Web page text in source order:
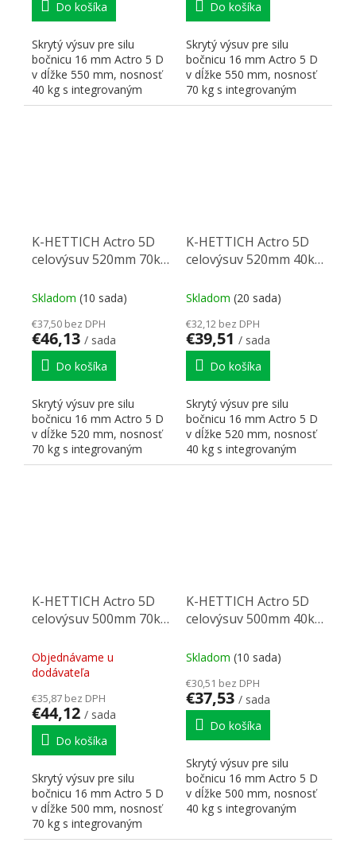
Do košíka
Skrytý výsuv pre silu
bočnicu 16 mm Actro 5 D
v dĺžke 550 mm, nosnosť
40 kg s integrovaným
tlmením Silent Systém (Si...
Do košíka
Skrytý výsuv pre silu
bočnicu 16 mm Actro 5 D
v dĺžke 550 mm, nosnosť
70 kg s integrovaným
tlmením Silent Systém (Si...
K-HETTICH Actro 5D
celovýsuv 520mm 70kg
Skladom (10 sada)
€37,50 bez DPH
€46,13 / sada
Do košíka
Skrytý výsuv pre silu
bočnicu 16 mm Actro 5 D
v dĺžke 520 mm, nosnosť
70 kg s integrovaným
tlmením Silent Systém (Si...
K-HETTICH Actro 5D
celovýsuv 520mm 40kg
Skladom (20 sada)
€32,12 bez DPH
€39,51 / sada
Do košíka
Skrytý výsuv pre silu
bočnicu 16 mm Actro 5 D
v dĺžke 520 mm, nosnosť
40 kg s integrovaným
tlmením Silent Systém (Si...
K-HETTICH Actro 5D
celovýsuv 500mm 70kg
Objednávame u
dodávateľa
€35,87 bez DPH
€44,12 / sada
Do košíka
Skrytý výsuv pre silu
bočnicu 16 mm Actro 5 D
v dĺžke 500 mm, nosnosť
70 kg s integrovaným
tlmením Silent Systém (Si...
K-HETTICH Actro 5D
celovýsuv 500mm 40kg
Skladom (10 sada)
€30,51 bez DPH
€37,53 / sada
Do košíka
Skrytý výsuv pre silu
bočnicu 16 mm Actro 5 D
v dĺžke 500 mm, nosnosť
40 kg s integrovaným